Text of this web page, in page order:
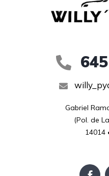
Gabriel
(Pol. de
14014